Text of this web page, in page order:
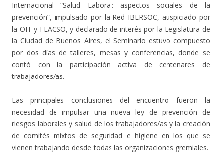
Internacional “Salud Laboral: aspectos sociales de la
prevención”, impulsado por la Red IBERSOC, auspiciado por
la OIT y FLACSO, y declarado de interés por la Legislatura de
la Ciudad de Buenos Aires, el Seminario estuvo compuesto
por dos días de talleres, mesas y conferencias, donde se
contó con la participación activa de centenares de
trabajadores/as.
Las principales conclusiones del encuentro fueron la
necesidad de impulsar una nueva ley de prevención de
riesgos laborales y salud de los trabajadores/as y la creación
de comités mixtos de seguridad e higiene en los que se
vienen trabajando desde todas las organizaciones gremiales.